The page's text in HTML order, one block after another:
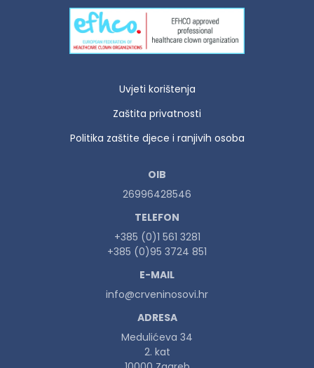
Uvjeti korištenja
Zaštita privatnosti
Politika zaštite djece i ranjivih osoba
OIB
26996428546
TELEFON
+385 (0)1 561 3281
+385 (0)95 3724 851
E-MAIL
info@crveninosovi.hr
ADRESA
Medulićeva 34
2. kat